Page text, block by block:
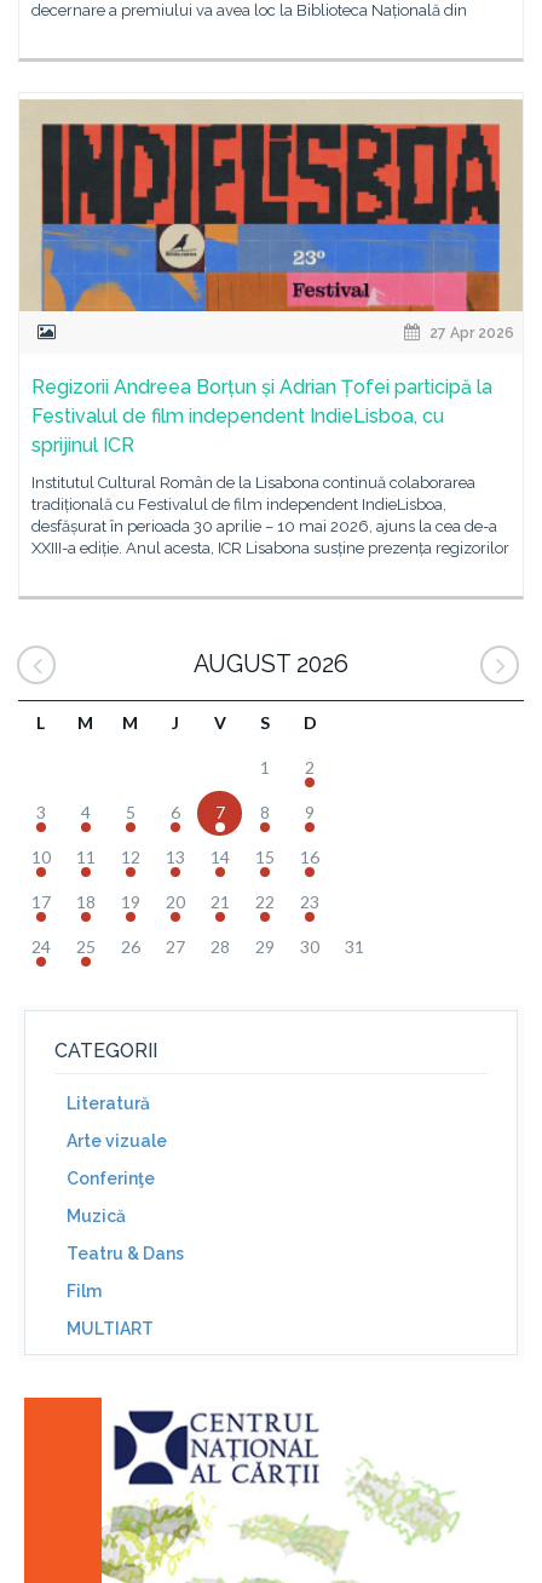
decernare a premiului va avea loc la Biblioteca Națională din
27 Apr 2026
Regizorii Andreea Borțun și Adrian Țofei participă la
Festivalul de film independent IndieLisboa, cu
sprijinul ICR
Institutul Cultural Român de la Lisabona continuă colaborarea
tradițională cu Festivalul de film independent IndieLisboa,
desfășurat în perioada 30 aprilie – 10 mai 2026, ajuns la cea de-a
XXIII-a ediție. Anul acesta, ICR Lisabona susține prezența regizorilor
AUGUST 2026
L M M J V S D
1 2
3 4 5 6 7 8 9
10 11 12 13 14 15 16
17 18 19 20 21 22 23
24 25 26 27 28 29 30 31
CATEGORII
Literatură
Arte vizuale
Conferinţe
Muzică
Teatru & Dans
Film
MULTIART